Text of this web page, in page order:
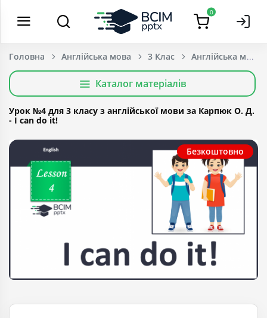
0
Головна Англійська мова 3 Клас
Каталог матеріалів
Урок №4 для 3 класу з англійської мови за Карпюк О. Д.
- I can do it!
Безкоштовно